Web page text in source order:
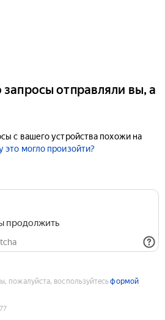
отправляли вы, а
с вашего устройства похожи на
это могло произойти?
продолжить
пожалуйста, воспользуйтесьформой